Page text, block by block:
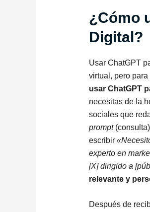
¿Cómo
Digital?
Usar ChatGPT
virtual, pero
usar ChatGPT
necesitas de la
sociales que
prompt
escribir
experto en
[X] dirigido a
relevante y
Después de